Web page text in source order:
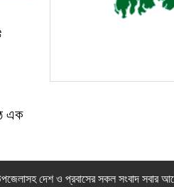
এক
দেশ ও প্রবাসের সকল সংবাদ সবার